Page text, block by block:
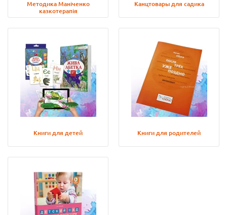
Методика Маніченко
казкотерапія
Канцтовары для садика
Книги для детей Книги для родителей